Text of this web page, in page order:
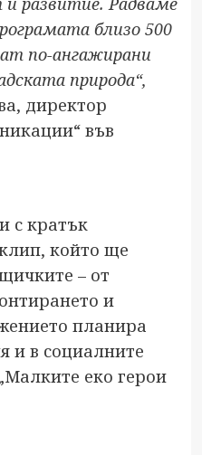
близо 500
по-ангажирани
природа“,
директор
във
с кратък
който ще
– от
и
планира
и в социалните
еко герои